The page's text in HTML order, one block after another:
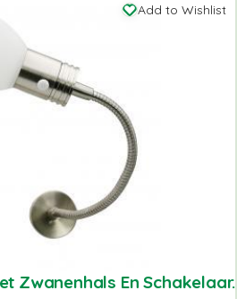
Add to Wishlist
Zwanenhals En Schakelaar.